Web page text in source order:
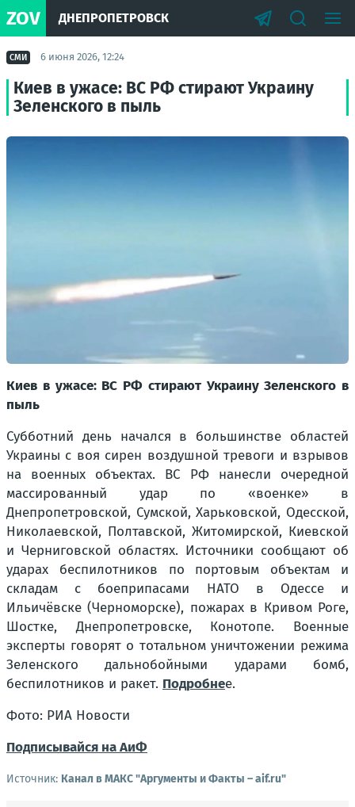
ZOV ДНЕПРОПЕТРОВСК
СМИ 6 июня 2026, 12:24
Киев в ужасе: ВС РФ стирают Украину
Зеленского в пыль
Киев в ужасе: ВС РФ стирают Украину Зеленского в
пыль
Субботний день начался в большинстве областей
Украины с воя сирен воздушной тревоги и взрывов
на военных объектах. ВС РФ нанесли очередной
массированный удар по «военке» в
Днепропетровской, Сумской, Харьковской, Одесской,
Николаевской, Полтавской, Житомирской, Киевской
и Черниговской областях. Источники сообщают об
ударах беспилотников по портовым объектам и
складам с боеприпасами НАТО в Одессе и
Ильичёвске (Черноморске), пожарах в Кривом Роге,
Шостке, Днепропетровске, Конотопе. Военные
эксперты говорят о тотальном уничтожении режима
Зеленского дальнобойными ударами бомб,
беспилотников и ракет. Подробнее.
Фото: РИА Новости
Подписывайся на АиФ
Источник: Канал в МАКС "Аргументы и Факты – aif.ru"